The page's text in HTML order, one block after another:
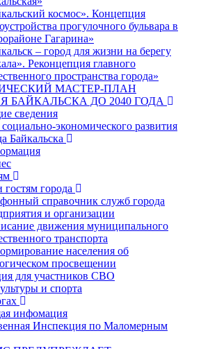
космос». Концепция
прогулочного бульвара в
Гагарина»
– город для жизни на берегу
Реконцепция главного
пространства города»
МАСТЕР-ПЛАН
БАЙКАЛЬСКА ДО 2040 ГОДА
сведения
экономического развития
Байкальска
города
справочник служб города
и организации
движения муниципального
транспорта
населения об
просвещении
для участников СВО
и спорта
инфомация
Инспекция по Маломерным